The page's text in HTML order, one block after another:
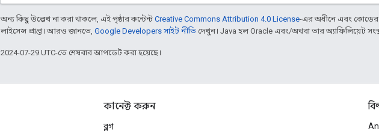
অন্য কিছু উল্লেখ না করা থাকলে, এই পৃষ্ঠার কন্টেন্ট Creative Commons Attribution 4.0 License-এর অধীনে এবং
লাইসেন্স প্রাপ্ত। আরও জানতে, Google Developers সাইট নীতি দেখুন। Java হল Oracle এবং/অথবা তার অ্যাফিলিয়েট
2024-07-29 UTC-তে শেষবার আপডেট করা হয়েছে।
কানেক্ট করুন
ব্লগ